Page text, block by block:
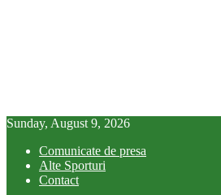
Sunday, August 9, 2026
Comunicate de presa
Alte Sporturi
Contact